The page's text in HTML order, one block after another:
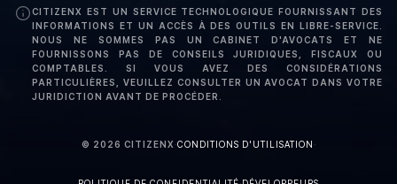
CITIZENX EST UN SERVICE TECHNOLOGIQUE FOURNISSANT DES
INFORMATIONS ET UN ACCÈS À DES OUTILS EN LIBRE-SERVICE.
NOUS NE SOMMES PAS UN CABINET D'AVOCATS ET NE
FOURNISSONS PAS DE CONSEILS JURIDIQUES, FISCAUX OU
COMPTABLES. SI VOUS AVEZ DES CONSIDÉRATIONS
PARTICULIÈRES, VEUILLEZ CONSULTER UN AVOCAT DANS VOTRE
JURIDICTION AVANT DE PROCÉDER.
© 2026 CITIZENX ·CONDITIONS D'UTILISATION ·